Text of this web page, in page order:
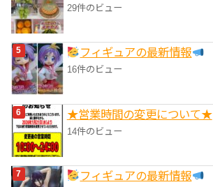
29件のビュー
フィギュアの最新情報
16件のビュー
★営業時間の変更について★
14件のビュー
フィギュアの最新情報